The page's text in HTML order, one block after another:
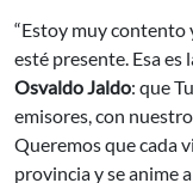
“Estoy muy contento
esté presente. Esa
Osvaldo Jaldo: que
emisores, con
Queremos que cada
provincia y se anime